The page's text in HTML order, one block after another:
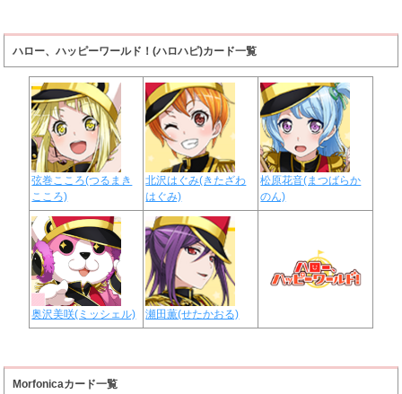
ハロー、ハッピーワールド！(ハロハピ)カード一覧
弦巻こころ(つるまき
こころ)
北沢はぐみ(きたざわ
はぐみ)
松原花音(まつばらか
のん)
奥沢美咲(ミッシェル) 瀬田薫(せたかおる)
Morfonicaカード一覧